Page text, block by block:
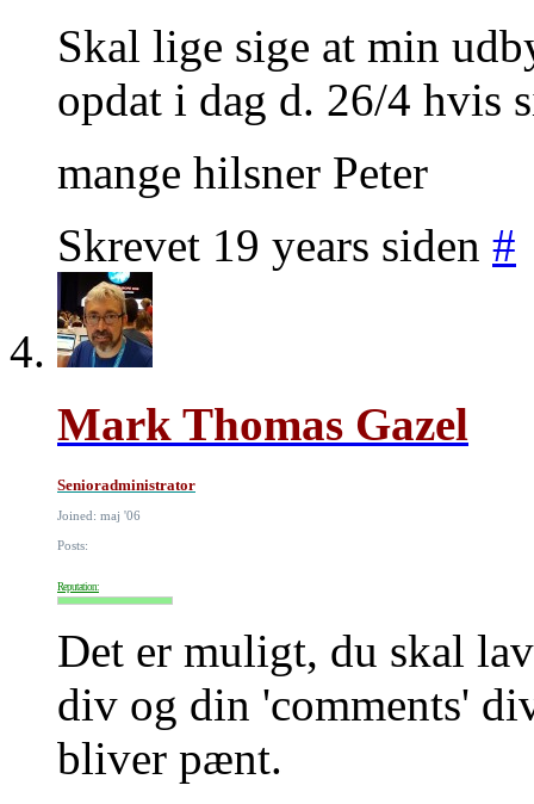
Skal lige sige at min
opdat i dag d. 26/4 hvis
mange hilsner Peter
Skrevet 19 years siden #
Mark Thomas Gazel
Senioradministrator
Joined: maj '06
Posts:
Reputation:
Det er muligt, du skal
div og din 'comments'
bliver pænt.